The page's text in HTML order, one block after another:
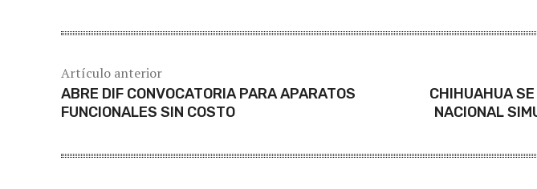
Artículo anterior
ABRE DIF CONVOCATORIA PARA APARATOS
FUNCIONALES SIN COSTO
CHIHUAHUA
NACIONAL